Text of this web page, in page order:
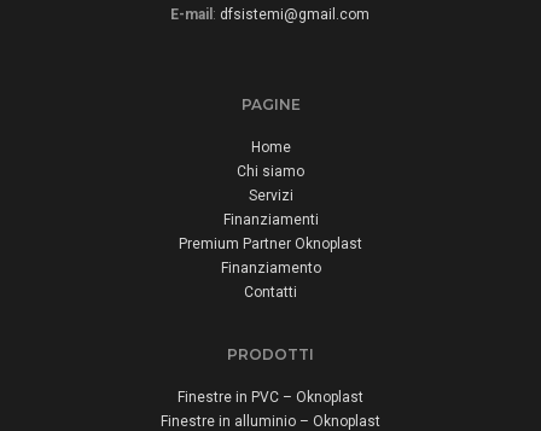
E-mail : dfsistemi@gmail.com
PAGINE
Home
Chi siamo
Servizi
Finanziamenti
Premium Partner Oknoplast
Finanziamento
Contatti
PRODOTTI
Finestre in PVC – Oknoplast
Finestre in alluminio – Oknoplast